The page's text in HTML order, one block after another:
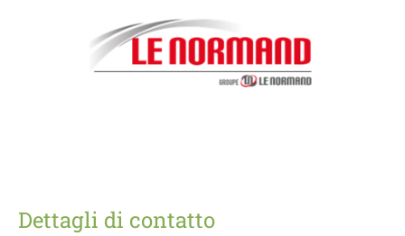
Dettagli di contatto